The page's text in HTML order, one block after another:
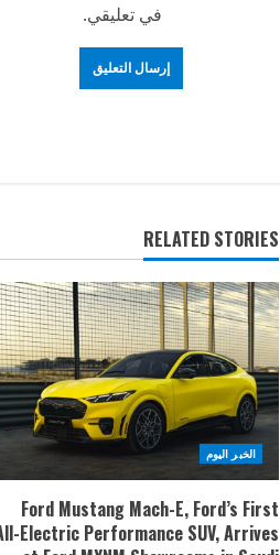
في تعليقي.
RELATED STORIES
الخبر اليوم
Ford Mustang Mach-E, Ford’s First
Electric Performance SUV, Arrives